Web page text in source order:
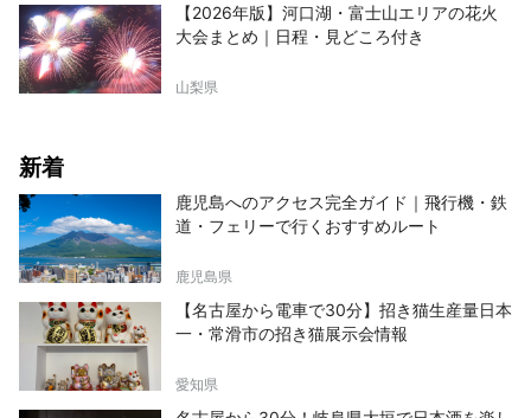
【2026年版】河口湖・富士山エリアの花火
大会まとめ｜日程・見どころ付き
山梨県
新着
鹿児島へのアクセス完全ガイド｜飛行機・鉄
道・フェリーで行くおすすめルート
鹿児島県
【名古屋から電車で30分】招き猫生産量日本
一・常滑市の招き猫展示会情報
愛知県